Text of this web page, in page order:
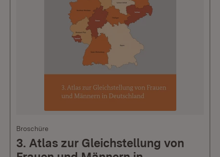
Broschüre
3. Atlas zur Gleichstellung von